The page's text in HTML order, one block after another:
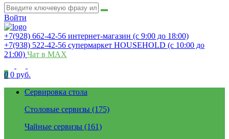
Войти
+7(928) 662-42-56 интернет-магазин (с 9:00 до 18:00)
+7(938) 522-42-56 супермаркет HOUSEHOLD (с 10:00 до
21:00) Чат в MAX
0 0 руб.
Сервировка стола
Столовые сервизы (175)
Чайные сервизы (161)